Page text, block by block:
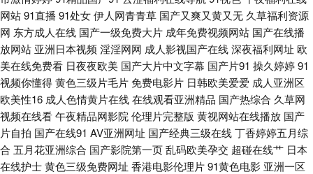
空网 欧美成久草 中文字幕39页 成人福利视频影院 黄色伊人 欧美日韩一级棒
亚洲成人在线h 成人羞羞午夜 老湿激情影院 午夜免费福利影院 av盛宴国产
91人妻在线视频 日本情色1区2区 亚洲色图图 97色色电影院 狠狠干狠撸 欧
美在线免费18 亚洲伊人主页 avav久 老司机操逼视频 亚洲四本道 wwwcn色
麻豆国产一二三区 网站男女免费欧美 www干逼 九九精品8 五月花激情网 91
网站91直播 91处女伊人网青青草 国产又爽又黄又无 久草福利资源
网 东方成人在线 国产一级免费大片 成年免费视频网站 国产在线播
放网站 亚洲日本视频 淫淫网网 成人影视国产在线深夜福利网址 欧
美在线免费看 日夜夜欧美 国产大片中文字幕 国产片91 操久婷婷91
视频你懂得黄色三级片毛片免费电影片 日韩欧美爱爱 成人亚洲区
欧美性16 成人色情黄片在线在线观看亚洲精品 国产热综合 久草网
视频在线看午夜精品网影院 伦理片完整版 黄视网站在线播放 国产
片自拍 国产在线91 AV亚洲网址 国产经典三级在线丁香婷婷五月综
合 五月花亚洲综合 国产影院第一页乱码欧美孕交 超碰在线艹 日本
在线护士黄色三级免费网址 香港电影伦理片91黄色电影 亚洲一区